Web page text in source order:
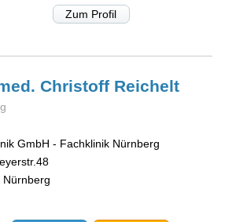
Zum Profil
Christoff Reichelt
GmbH - Fachklinik Nürnberg
Nürnberg